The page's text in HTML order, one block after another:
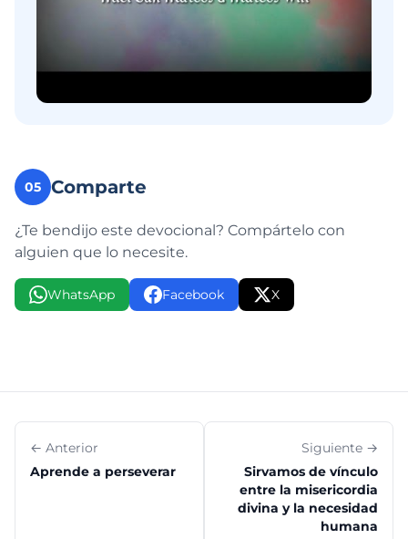
05 Comparte
¿Te bendijo este devocional? Compártelo con
alguien que lo necesite.
WhatsApp Facebook X
← Anterior
Aprende a perseverar
Siguiente →
Sirvamos de vínculo
entre la misericordia
divina y la necesidad
humana